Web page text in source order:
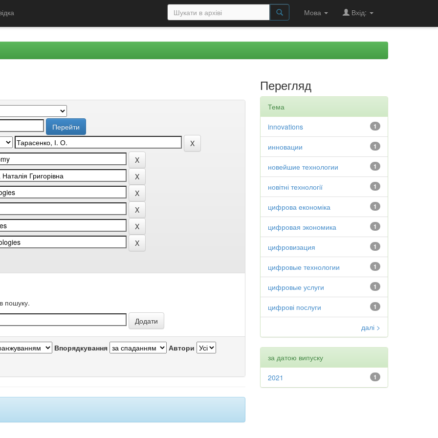
Мова Вхід:
пошуку.
Впорядкування Автори
Перегляд
Тема
1
innovations
1
инновации
1
новейшие технологии
1
новітні технології
1
цифрова економіка
1
цифровая экономика
1
цифровизация
1
цифровые технологии
1
цифровые услуги
1
цифрові послуги
далі >
за датою випуску
1
2021